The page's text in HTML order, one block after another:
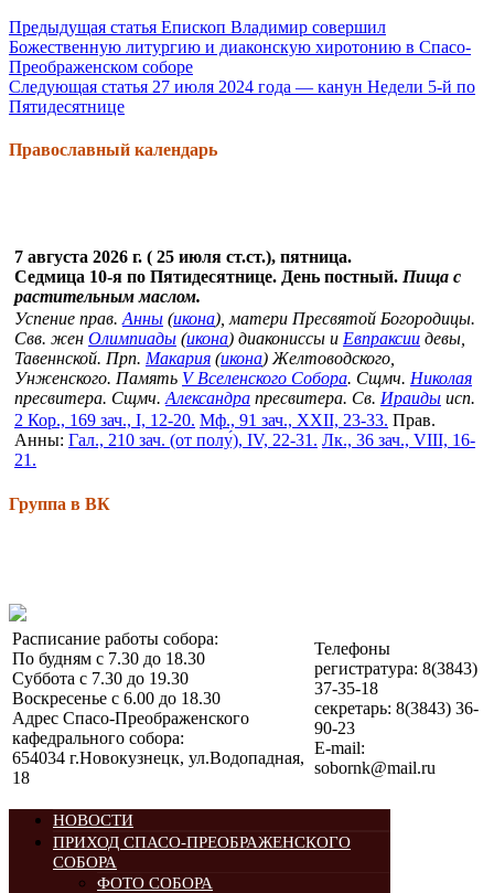
Продолжить
чтение
Предыдущая статья Епископ Владимир совершил
Божественную литургию и диаконскую хиротонию в Спасо-
Преображенском соборе
Следующая статья 27 июля 2024 года — канун Недели 5-й по
Пятидесятнице
Православный календарь
7 августа 2026 г. ( 25 июля ст.ст.), пятница.
Седмица 10-я по Пятидесятнице. День постный. Пища с
растительным маслом.
Успение прав. Анны (икона), матери Пресвятой Богородицы.
Свв. жен Олимпиады (икона) диакониссы и Евпраксии девы,
Тавеннской. Прп. Макария (икона) Желтоводского,
Унженского. Память V Вселенского Собора. Сщмч. Николая
пресвитера. Сщмч. Александра пресвитера. Св. Ираиды исп.
2 Кор., 169 зач., I, 12-20. Мф., 91 зач., XXII, 23-33. Прав.
Анны: Гал., 210 зач. (от полу́), IV, 22-31. Лк., 36 зач., VIII, 16-
21.
Группа в ВК
Расписание работы собора:
По будням с 7.30 до 18.30
Суббота с 7.30 до 19.30
Воскресенье с 6.00 до 18.30
Адрес Спасо-Преображенского
кафедрального собора:
654034 г.Новокузнецк, ул.Водопадная,
18
Телефоны
регистратура: 8(3843)
37-35-18
секретарь: 8(3843) 36-
90-23
E-mail:
sobornk@mail.ru
НОВОСТИ
ПРИХОД СПАСО-ПРЕОБРАЖЕНСКОГО
СОБОРА
ФОТО СОБОРА